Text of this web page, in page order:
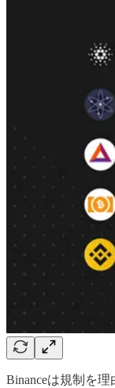
Binanceは規制を